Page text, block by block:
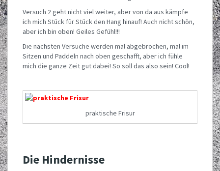
Versuch 2 geht nicht viel weiter, aber von da aus kämpfe
ich mich Stück für Stück den Hang hinauf! Auch nicht schön,
aber ich bin oben! Geiles Gefühl!!!
Die nächsten Versuche werden mal abgebrochen, mal im
Sitzen und Paddeln nach oben geschafft, aber ich fühle
mich die ganze Zeit gut dabei! So soll das also sein! Cool!
praktische Frisur
Die Hindernisse